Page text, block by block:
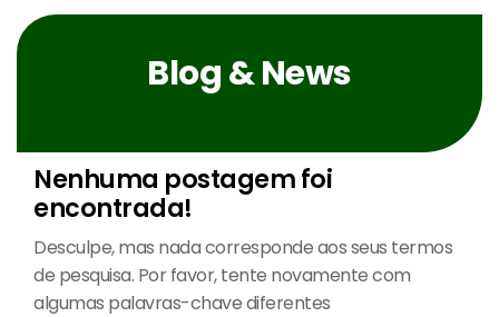
Blog & News
Nenhuma postagem foi
encontrada!
Desculpe, mas nada corresponde aos seus termos
de pesquisa. Por favor, tente novamente com
algumas palavras-chave diferentes